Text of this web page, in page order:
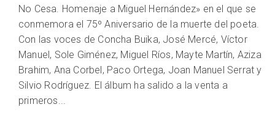
No Cesa. Homenaje a Miguel Hernández» en el que se
conmemora el 75º Aniversario de la muerte del poeta.
Con las voces de Concha Buika, José Mercé, Víctor
Manuel, Sole Giménez, Miguel Ríos, Mayte Martín, Aziza
Brahim, Ana Corbel, Paco Ortega, Joan Manuel Serrat y
Silvio Rodríguez. El álbum ha salido a la venta a
primeros...